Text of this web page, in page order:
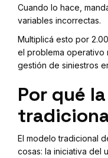
Cuando lo hace,
variables incorrectas.
Multiplicá esto por
el problema operativo
gestión de siniestros
Por qué
El modelo tradicional
cosas: la iniciativa del